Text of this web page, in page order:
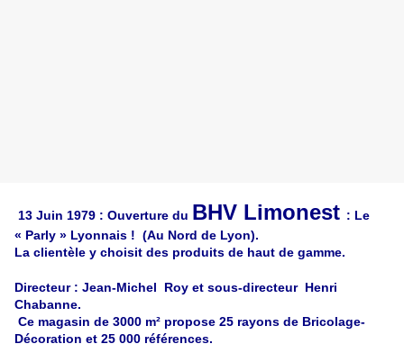
13 Juin 1979 : Ouverture du BHV Limonest : Le
« Parly » Lyonnais ! (Au Nord de Lyon).
La clientèle y choisit des produits de haut de gamme.
Directeur : Jean-Michel Roy et sous-directeur Henri
Chabanne.
Ce magasin de 3000 m² propose 25 rayons de Bricolage-
Décoration et 25 000 références.